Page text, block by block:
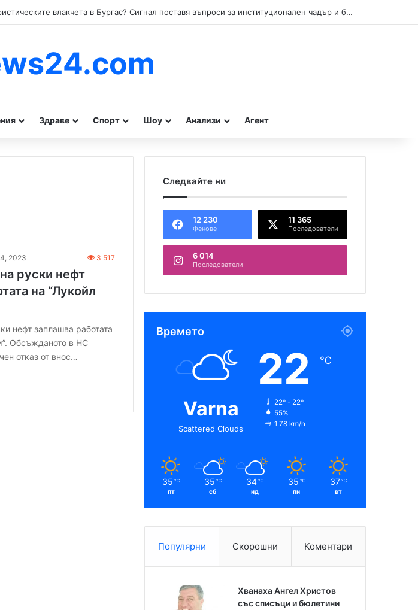
Кой прикрива нарушенията при туристическите влакчета в Бургас? Сигнал поставя въпроси за институционален чадър и бездействие на контролните органи.
Здраве Спорт Шоу Анализи Агент
2023 3 517
руски нефт
на “Лукойл
нефт заплашва работата
Обсъжданото в НС
отказ от внос…
Следвайте ни
12 230
Фенове
11 365
Последователи
6 014
Последователи
Времето
Varna
Scattered Clouds
22 ℃
22º - 22º
55%
1.78 km/h
35 ℃
пт
35 ℃
сб
34 ℃
нд
35 ℃
пн
37 ℃
вт
Популярни Скорошни Коментари
Хванаха Ангел Христов
със списъци и бюлетини